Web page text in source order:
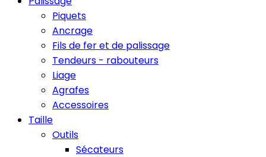
Piquets
Ancrage
Fils de fer et de palissage
Tendeurs - rabouteurs
Liage
Agrafes
Accessoires
Taille
Outils
Sécateurs